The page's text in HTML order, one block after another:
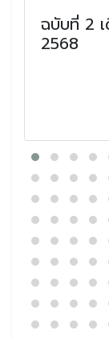
ฉบับที่ 2
2568